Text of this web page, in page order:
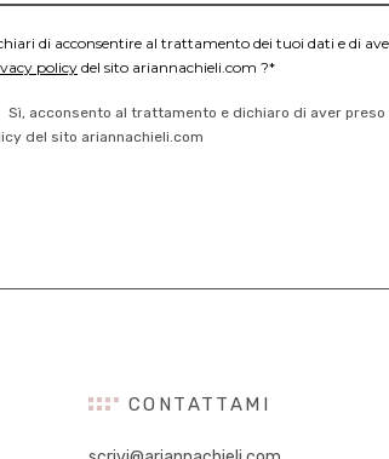
di acconsentire al trattamento dei tuoi dati e di
policydel sito ariannachieli.com ?*
Sì, acconsento al trattamento e dichiaro di aver
del sito ariannachieli.com
CONTATTAMI